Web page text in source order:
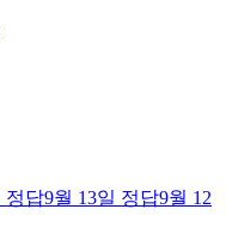
정답9월 13일 정답9월 12